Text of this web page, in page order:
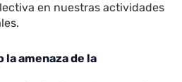
en nuestras actividades
amenaza de la